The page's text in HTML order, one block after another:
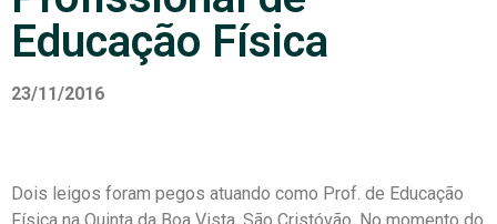
Educação Física
23/11/2016
Dois leigos foram pegos atuando como Prof. de Educação